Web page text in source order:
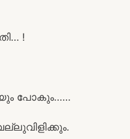
!
പോകും……